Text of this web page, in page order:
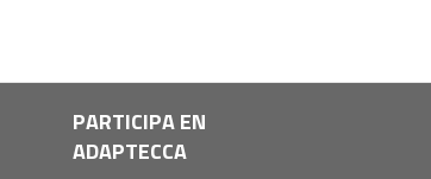
PARTICIPA EN
ADAPTECCA